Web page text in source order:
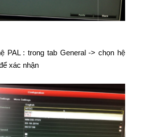
PAL : trong tab General -> chọn hệ
xác nhận